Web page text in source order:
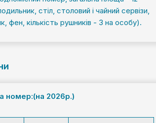
стіл, столовий і чайний сервізи,
фен, кількість рушників - 3 на особу).
номер:(на 2026р.)